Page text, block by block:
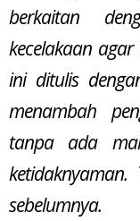
berkaitan
kecelakaan agar
ini ditulis
menambah
tanpa ada
sebelumnya.